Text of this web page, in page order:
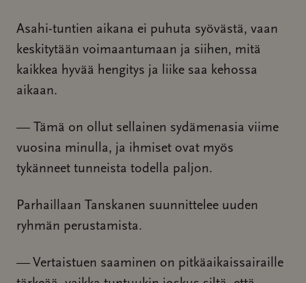
Asahi-tuntien aikana ei puhuta syövästä, vaan
keskitytään voimaantumaan ja siihen, mitä
kaikkea hyvää hengitys ja liike saa kehossa
aikaan.
— Tämä on ollut sellainen sydämenasia viime
vuosina minulla, ja ihmiset ovat myös
tykänneet tunneista todella paljon.
Parhaillaan Tanskanen suunnittelee uuden
ryhmän perustamista.
— Vertaistuen saaminen on pitkäaikaissairaille